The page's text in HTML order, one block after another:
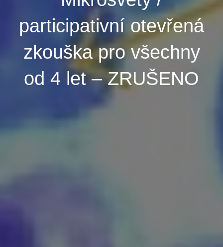
participativní otevřená
zkouška pro všechny
od 4 let – ZRUŠENO